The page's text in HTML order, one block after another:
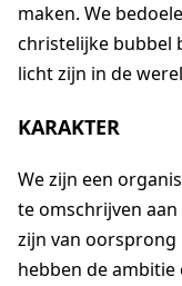
maken. We
christelijke bubbel
licht zijn in de
KARAKTER
We zijn een
te omschrijven
zijn van
hebben de